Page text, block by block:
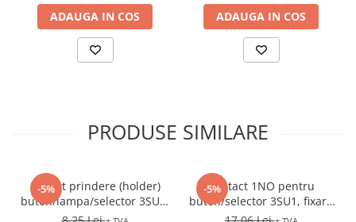
ADAUGA IN COS ADAUGA IN COS
PRODUSE SIMILARE
-5%
Suport prindere (holder)
buton/lampa/selector 3SU1,
plastic, 3 module
-5%
Contact 1NO pentru
buton/selector 3SU1, fixare
frontala